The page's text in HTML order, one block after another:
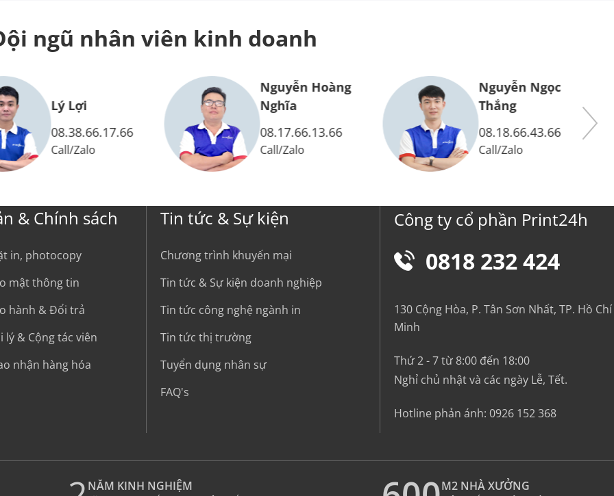
ngũ nhân viên kinh doanh
Lý Lợi
08.38.66.17.66
Call/Zalo
Nguyễn Hoàng
Nghĩa
08.17.66.13.66
Call/Zalo
Nguyễn Ngọc
Thắng
08.18.66.43.66
Call/Zalo
& Chính sách
in, photocopy
mật thông tin
hành & Đổi trả
lý & Cộng tác viên
nhận hàng hóa
Tin tức & Sự kiện
Chương trình khuyến mại
Tin tức & Sự kiện doanh nghiệp
Tin tức công nghệ ngành in
Tin tức thị trường
Tuyển dụng nhân sự
FAQ's
Công ty cổ phần Print24h
0818 232 424
130 Cộng Hòa, P. Tân Sơn Nhất, TP. Hồ Chí
Minh
Thứ 2 - 7 từ 8:00 đến 18:00
Nghỉ chủ nhật và các ngày Lễ, Tết.
Hotline phản ánh: 0926 152 368
NĂM KINH NGHIỆM
M2 NHÀ XƯỞNG